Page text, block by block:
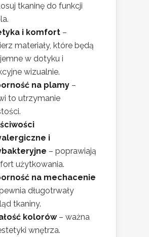
tkaninę do funkcji
i komfort –
materiały, które będą
w dotyku i
wizualnie.
na plamy –
to utrzymanie
i
– poprawiają
użytkowania.
na mechacenie
długotrwały
tkaniny.
kolorów– ważna
wnętrza.